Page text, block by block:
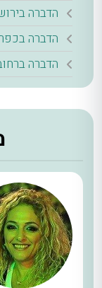
הדברה
הדברה
הדברה